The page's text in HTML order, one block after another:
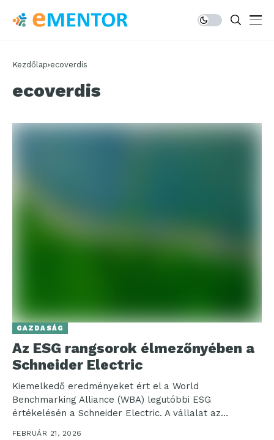
Kezdőlap ecoverdis
ecoverdis
GAZDASÁG
Az ESG rangsorok élmezőnyében a
Schneider Electric
Kiemelkedő eredményeket ért el a World
Benchmarking Alliance (WBA) legutóbbi ESG
értékelésén a Schneider Electric. A vállalat az
EcoVadis értékelésen ismét Platina érmet...
FEBRUÁR 21, 2026